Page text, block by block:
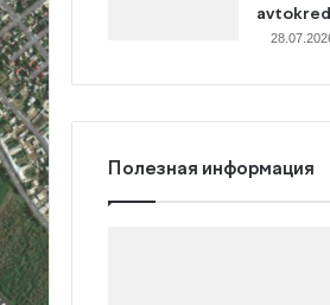
Полезная информация